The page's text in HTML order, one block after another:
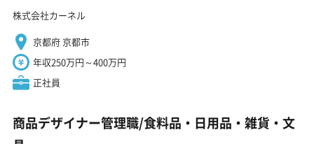
株式会社カーネル
京都府 京都市
年収250万円～400万円
正社員
商品デザイナー管理職/食料品・日用品・雑貨・文